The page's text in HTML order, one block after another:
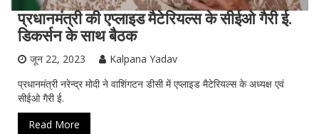
प्रधानमंत्री की एप्लाइड मैटेरियल्स के सीईओ गैरी ई.
डिकर्सन के साथ बैठक
जून 22, 2023
Kalpana Yadav
प्रधानमंत्री नरेन्द्र मोदी ने वाशिंगटन डीसी में एप्लाइड मैटेरियल्स के अध्यक्ष एवं
सीईओ गैरी ई.
Read More